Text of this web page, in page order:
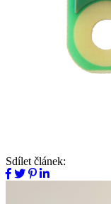
Sdílet článek: